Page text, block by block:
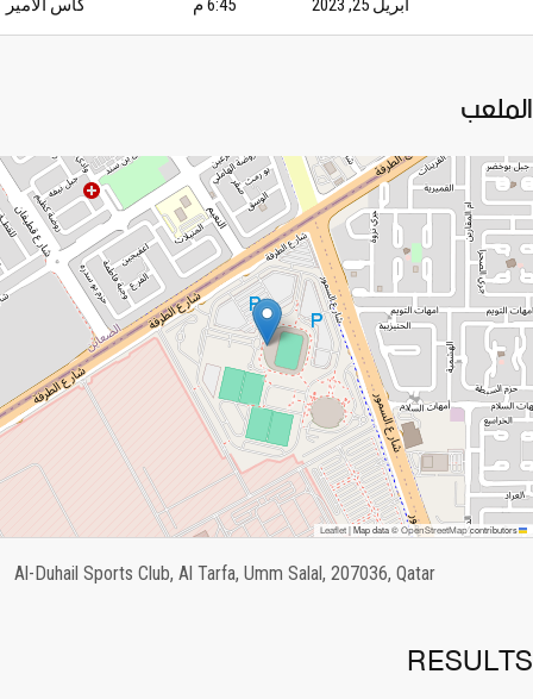
أبريل 25, 2023 6:45 م كأس الأمير
الملعب
Leaflet
|Map data ©OpenStreetMapcontributors
Al-Duhail Sports Club, Al Tarfa, Umm Salal, 207036, Qatar
RESULTS